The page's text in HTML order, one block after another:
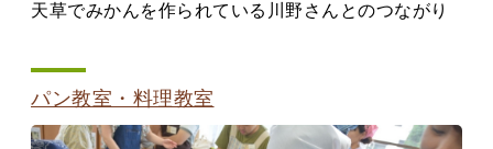
天草でみかんを作られている川野さんとのつながり
パン教室・料理教室